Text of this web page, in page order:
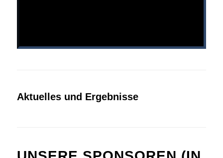
Aktuelles und Ergebnisse